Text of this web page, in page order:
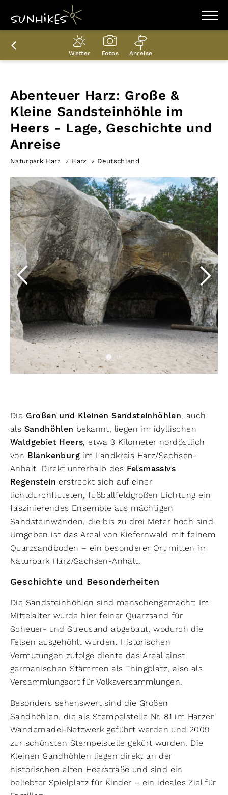
WANDERZIELE
WANDERUNGEN
ENTDECKEN
PLANER
Wetter Fotos Anreise
Abenteuer Harz: Große &
Kleine Sandsteinhöhle im
Heers - Lage, Geschichte und
Anreise
Naturpark Harz Harz Deutschland
Die Großen und Kleinen Sandsteinhöhlen, auch
als Sandhöhlen bekannt, liegen im idyllischen
Waldgebiet Heers, etwa 3 Kilometer nordöstlich
von Blankenburg im Landkreis Harz/Sachsen-
Anhalt. Direkt unterhalb des Felsmassivs
Regenstein erstreckt sich auf einer
lichtdurchfluteten, fußballfeldgroßen Lichtung ein
faszinierendes Ensemble aus mächtigen
Sandsteinwänden, die bis zu drei Meter hoch sind.
Umgeben ist das Areal von Kiefernwald mit feinem
Quarzsandboden – ein besonderer Ort mitten im
Naturpark Harz/Sachsen-Anhalt.
Geschichte und Besonderheiten
Die Sandsteinhöhlen sind menschengemacht: Im
Mittelalter wurde hier feiner Quarzsand für
Scheuer- und Streusand abgebaut, wodurch die
Felsen ausgehöhlt wurden. Historischen
Vermutungen zufolge diente das Areal einst
germanischen Stämmen als Thingplatz, also als
Versammlungsort für Volksversammlungen.
Besonders sehenswert sind die Großen
Sandhöhlen, die als Stempelstelle Nr. 81 im Harzer
Wandernadel-Netzwerk geführt werden und 2009
zur schönsten Stempelstelle gekürt wurden. Die
Kleinen Sandhöhlen liegen direkt an der
historischen alten Heerstraße und sind ein
beliebter Spielplatz für Kinder – ein ideales Ziel für